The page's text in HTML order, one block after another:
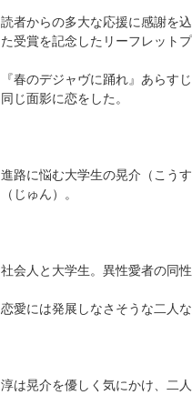
読者からの多大な応援に感謝を
た受賞を記念したリーフレット
『春のデジャヴに踊れ』あらすじ
同じ面影に恋をした。
進路に悩む大学生の晃介（こう
（じゅん）。
社会人と大学生。異性愛者の同性
恋愛には発展しなさそうな二人
淳は晃介を優しく気にかけ、二